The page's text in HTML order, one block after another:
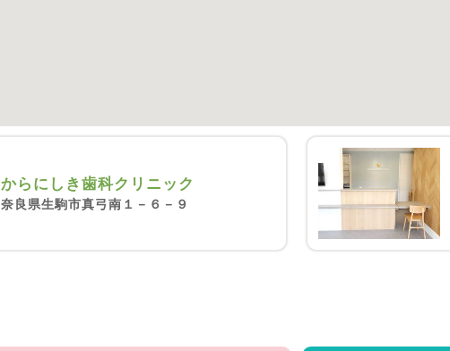
からにしき歯科クリニック
奈良県生駒市真弓南１－６－９